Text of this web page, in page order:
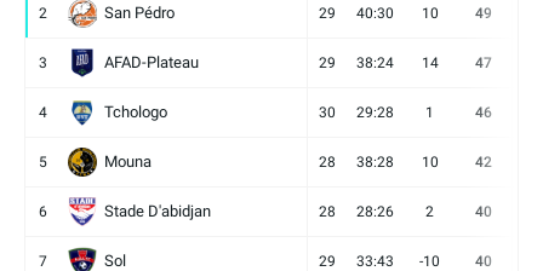
2 San Pédro 29 40:30 10 49
3 AFAD-Plateau 29 38:24 14 47
4 Tchologo 30 29:28 1 46
5 Mouna 28 38:28 10 42
6 Stade D'abidjan 28 28:26 2 40
7 Sol 29 33:43 -10 40